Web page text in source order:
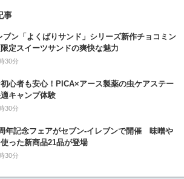
事
ブン「よくばりサンド」シリーズ新作チョコミン
限定スイーツサンドの爽快な魅力
30分
心者も安心！PICA×アース製薬の虫ケアステー
キャンプ体験
30分
年記念フェアがセブン-イレブンで開催 味噌や
った新商品21品が登場
30分